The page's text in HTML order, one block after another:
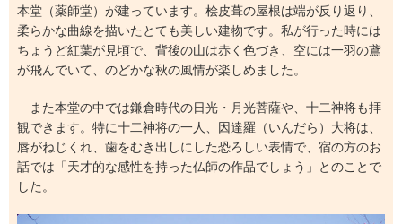
本堂（薬師堂）が建っています。桧皮葺の屋根は端が反り返り、
柔らかな曲線を描いたとても美しい建物です。私が行った時には
ちょうど紅葉が見頃で、背後の山は赤く色づき、空には一羽の鳶
が飛んでいて、のどかな秋の風情が楽しめました。
また本堂の中では鎌倉時代の日光・月光菩薩や、十二神将も拝
観できます。特に十二神将の一人、因達羅（いんだら）大将は、
唇がねじくれ、歯をむき出しにした恐ろしい表情で、宿の方のお
話では「天才的な感性を持った仏師の作品でしょう」とのことで
した。